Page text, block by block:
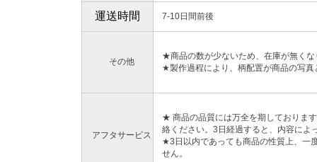
運送時間 7-10日間前後
その他
★商品の数が少ないため、在庫が無く
★製作過程により、柄配置が商品の写
アフタサービス
★ 商品の品質には万全を期しておりま
絡ください。3日経過すると、内容によ
★3日以内であっても商品の性質上、一
せん。